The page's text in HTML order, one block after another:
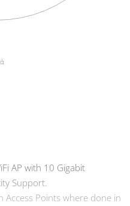
AP with 10 Gigabit
Support.
Access Points where done in